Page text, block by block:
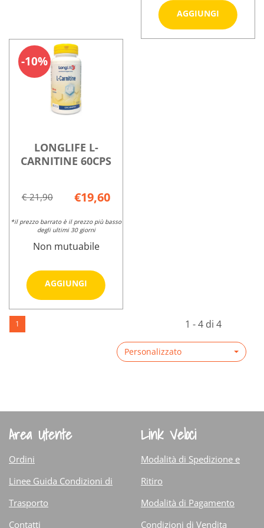
AGGIUNGI
Aggiungi
ARGININE
LONGLIFE L-
CARNITINE 60CPS
10%
€ 21,90 €19,60
*il prezzo barrato è il prezzo più basso
degli ultimi 30 giorni
Non mutuabile
AGGIUNGI
Aggiungi LONGLIFE
CARNITINE
CARNITINE
1 1 - 4 di 4
Personalizzato
Area Utente
Ordini
Linee Guida Condizioni di
Trasporto
Contatti
Link Veloci
Modalità di Spedizione e
Ritiro
Modalità di Pagamento
Condizioni di Vendita